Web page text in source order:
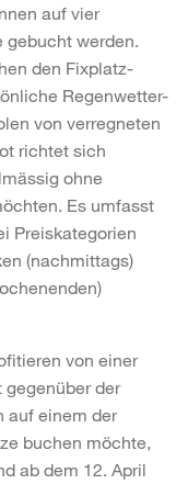
auf vier
werden.
den Fixplatz-
Regenwetter-
von verregneten
richtet sich
ohne
Es umfasst
Preiskategorien
(nachmittags)
von einer
gegenüber der
auf einem der
buchen möchte,
ab dem 12. April